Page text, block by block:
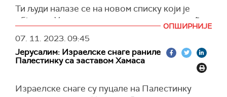
Ти људи налазе се на новом списку који је
објавила Управа за прелазе и границе, а међу
њима су они који имају пасоше Немачке,
Румуније, Британије, Француске, Филипина,
Украјине, Канаде и Молдавије.
Прелаз Рафа отворен је за поједине власнике
страних пасоша и повређене палестинске
цивиле 1. новембра, након што је био
ОПШИРНИЈЕ
07. 11. 2023.09:45
Јерусалим: Израелске снаге раниле
Палестинку са заставом Хамаса
Израелске снаге су пуцале на Палестинку